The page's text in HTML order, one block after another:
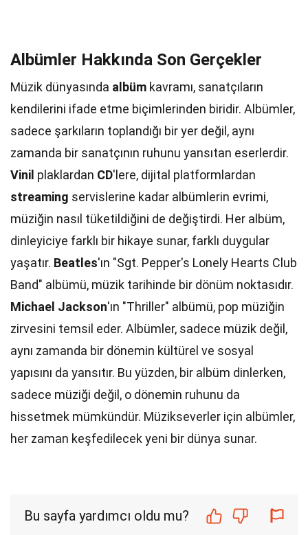
Albümler Hakkında Son Gerçekler
Müzik dünyasında albüm kavramı, sanatçıların
kendilerini ifade etme biçimlerinden biridir. Albümler,
sadece şarkıların toplandığı bir yer değil, aynı
zamanda bir sanatçının ruhunu yansıtan eserlerdir.
Vinil plaklardan CD'lere, dijital platformlardan
streaming servislerine kadar albümlerin evrimi,
müziğin nasıl tüketildiğini de değiştirdi. Her albüm,
dinleyiciye farklı bir hikaye sunar, farklı duygular
yaşatır. Beatles'ın "Sgt. Pepper's Lonely Hearts Club
Band" albümü, müzik tarihinde bir dönüm noktasıdır.
Michael Jackson'ın "Thriller" albümü, pop müziğin
zirvesini temsil eder. Albümler, sadece müzik değil,
aynı zamanda bir dönemin kültürel ve sosyal
yapısını da yansıtır. Bu yüzden, bir albüm dinlerken,
sadece müziği değil, o dönemin ruhunu da
hissetmek mümkündür. Müzikseverler için albümler,
her zaman keşfedilecek yeni bir dünya sunar.
Bu sayfa yardımcı oldu mu?